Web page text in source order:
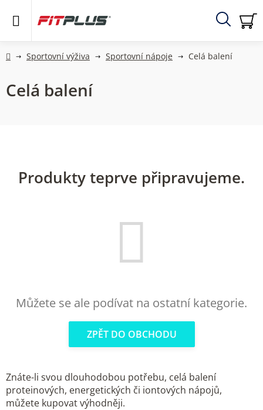
Hledat
DomůSportovní výživa Sportovní nápoje Celá balení
Celá balení
Produkty teprve připravujeme.
Můžete se ale podívat na ostatní kategorie.
ZPĚT DO OBCHODU
Znáte-li svou dlouhodobou potřebu, celá balení
proteinových, energetických či iontových nápojů,
můžete kupovat výhodněji.